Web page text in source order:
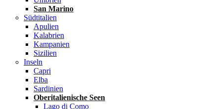
San Marino
Südtitalien
Apulien
Kalabrien
Kampanien
Sizilien
Inseln
Capri
Elba
Sardinien
Oberitalienische Seen
Lago di Como